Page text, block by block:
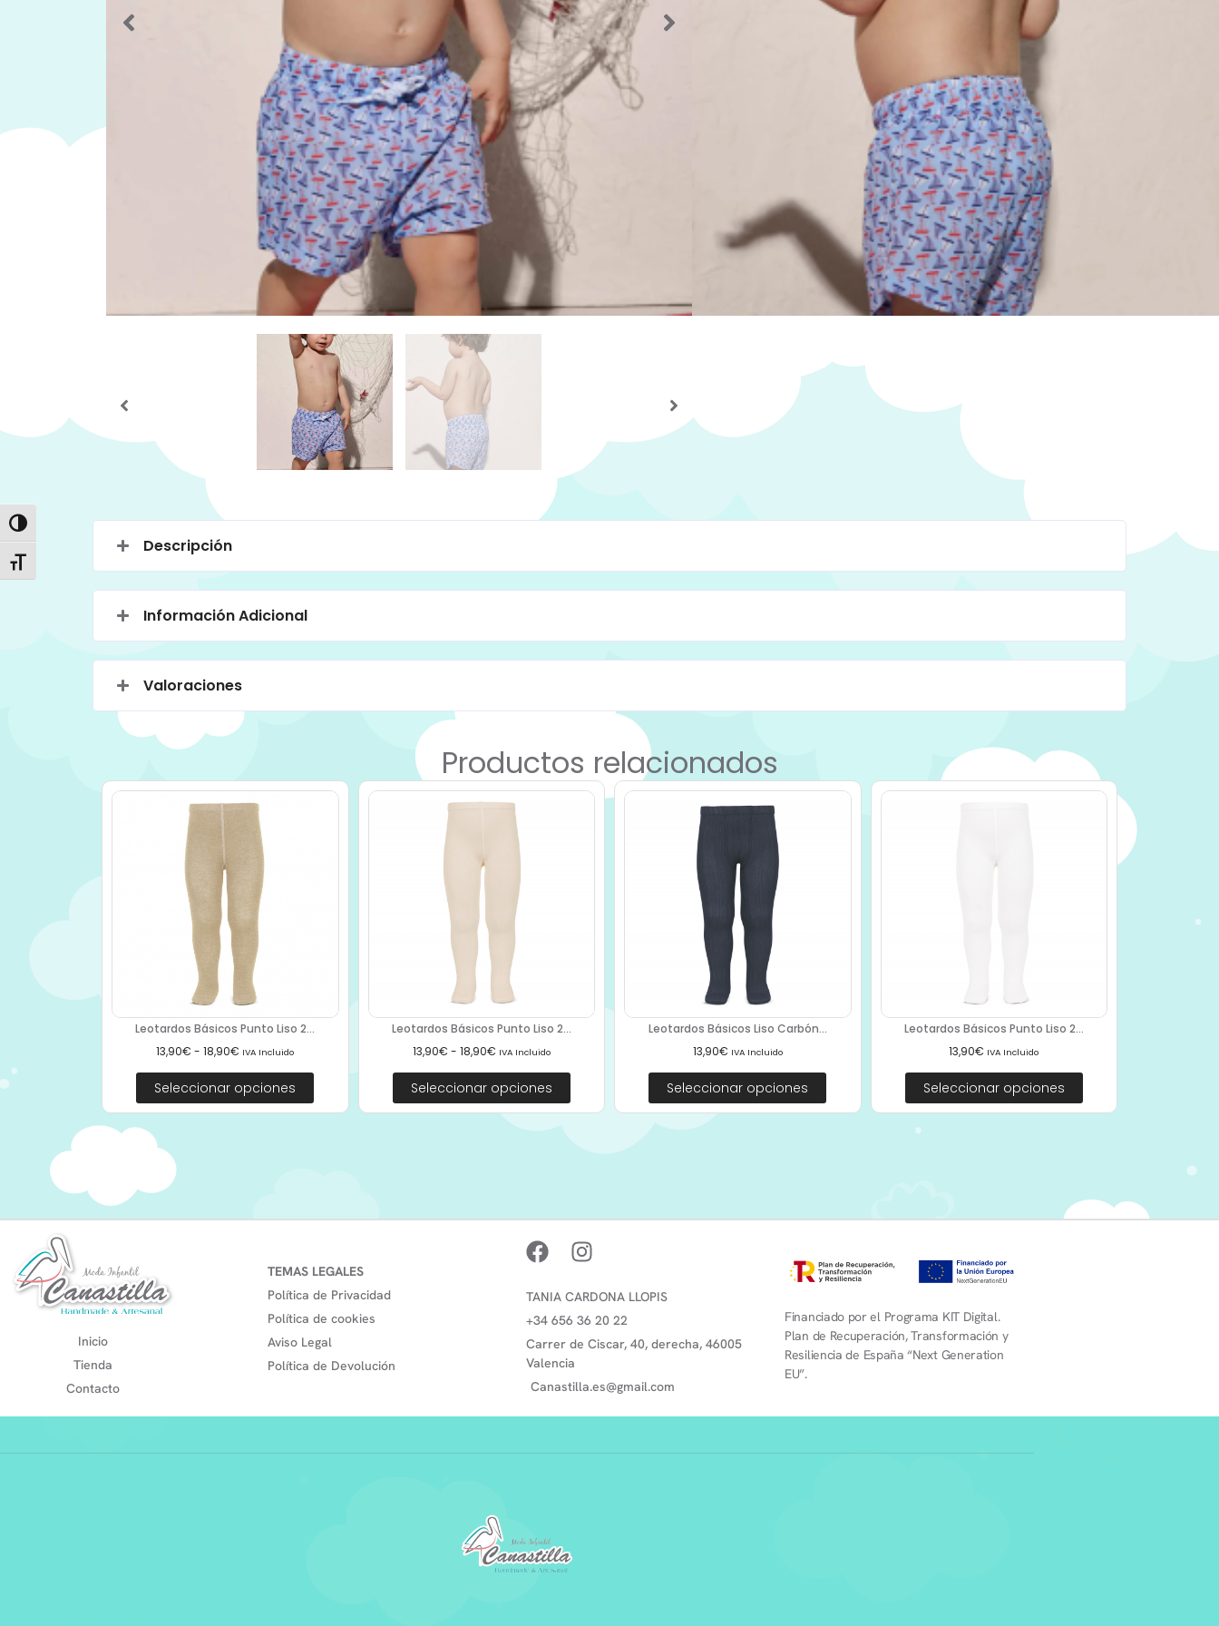
Alternar alto contraste
Alternar tamaño de letra
Este producto no está disponible porque no quedan
Los productos personalizados se hacen bajo pedido, verifica
que el producto sea personalizable:
La personalización no esta incluida en el precio.
Volver a la tienda
Descripción
Información Adicional
Valoraciones
Productos relacionados
Leotardos Básicos Punto Liso 2...
13,90€ - 18,90€ IVA Incluido
Seleccionar opciones
Leotardos Básicos Punto Liso 2...
13,90€ - 18,90€ IVA Incluido
Seleccionar opciones
Leotardos Básicos Liso Carbón...
13,90€ IVA Incluido
Seleccionar opciones
Leotardos Básicos Punto Liso 2...
13,90€ IVA Incluido
Seleccionar opciones
Inicio
Tienda
Contacto
TEMAS LEGALES
Política de Privacidad
Política de cookies
Aviso Legal
Política de Devolución
TANIA CARDONA LLOPIS
+34 656 36 20 22
Carrer de Ciscar, 40, derecha, 46005
Valencia
Canastilla.es@gmail.com
Financiado por el Programa KIT Digital.
Plan de Recuperación, Transformación y
Resiliencia de España “Next Generation
EU”.